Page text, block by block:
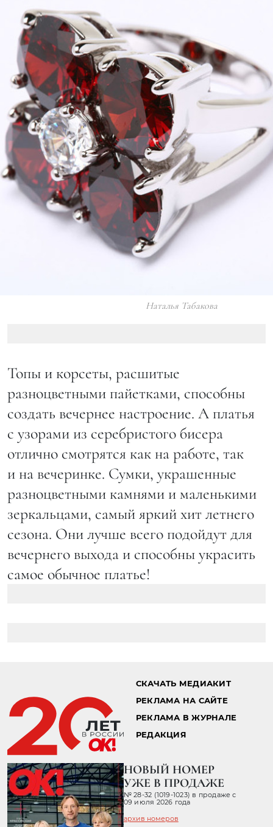
Наталья Табакова
Топы и корсеты, расшитые
разноцветными пайетками, способны
создать вечернее настроение. А платья
с узорами из серебристого бисера
отлично смотрятся как на работе, так
и на вечеринке. Сумки, украшенные
разноцветными камнями и маленькими
зеркальцами, самый яркий хит летнего
сезона. Они лучше всего подойдут для
вечернего выхода и способны украсить
самое обычное платье!
СКАЧАТЬ МЕДИАКИТ
РЕКЛАМА НА САЙТЕ
РЕКЛАМА В ЖУРНАЛЕ
РЕДАКЦИЯ
НОВЫЙ НОМЕР
УЖЕ В ПРОДАЖЕ
№ 28-32 (1019-1023) в продаже с
09 июля 2026 года
архив номеров